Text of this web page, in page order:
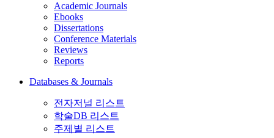
Academic Journals
Ebooks
Dissertations
Conference Materials
Reviews
Reports
Databases & Journals
전자저널 리스트
학술DB 리스트
주제별 리스트